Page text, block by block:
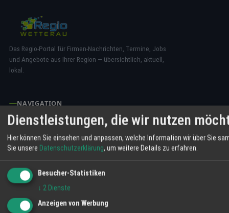
Das Regio-Portal für Firmen-Nachrichten, Termine, Jobs
und Angebote aus Ihrer Region — übersichtlich, aktuell,
lokal.
NAVIGATION
News
Termine
Angebote
Jobs
RECHTLICHES
Dienstleistungen, die wir nutzen
Hier können Sie einsehen und anpassen, welche Information wir über Sie
Sie unsere Datenschutzerklärung, um weitere Details zu erfahren.
Besucher-Statistiken
↓ 2 Dienste
Anzeigen von Werbung